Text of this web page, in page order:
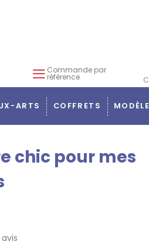
Commande par
référence
ARTS COFFRETS
chic pour mes
avis